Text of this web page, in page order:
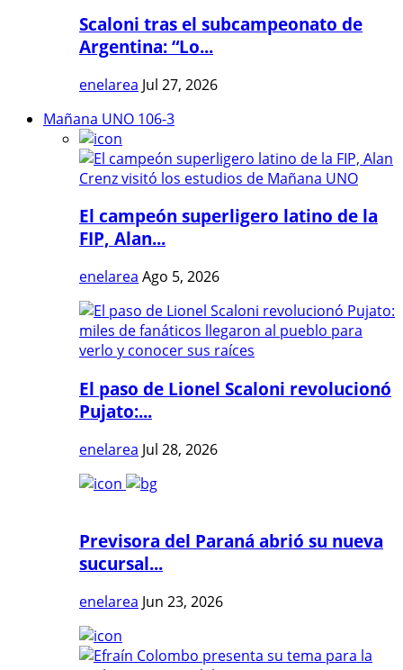
Scaloni tras el subcampeonato de
Argentina: “Lo...
enelarea Jul 27, 2026
Mañana UNO 106-3
El campeón superligero latino de la
FIP, Alan...
enelarea Ago 5, 2026
El paso de Lionel Scaloni revolucionó
Pujato:...
enelarea Jul 28, 2026
Previsora del Paraná abrió su nueva
sucursal...
enelarea Jun 23, 2026